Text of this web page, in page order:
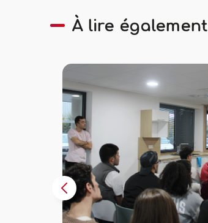
À lire également